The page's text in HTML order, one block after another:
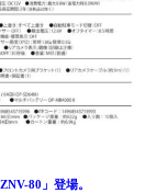
80」登場。